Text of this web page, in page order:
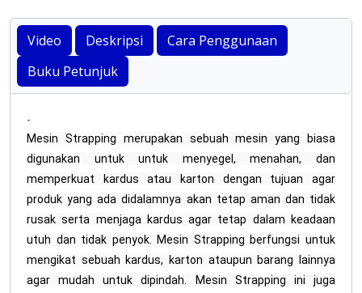
Video Deskripsi
Cara Penggunaan
Buku Petunjuk
-
Mesin Strapping merupakan sebuah mesin yang biasa
digunakan untuk untuk menyegel, menahan, dan
memperkuat kardus atau karton dengan tujuan agar
produk yang ada didalamnya akan tetap aman dan tidak
rusak serta menjaga kardus agar tetap dalam keadaan
utuh dan tidak penyok. Mesin Strapping berfungsi untuk
mengikat sebuah kardus, karton ataupun barang lainnya
agar mudah untuk dipindah. Mesin Strapping ini juga